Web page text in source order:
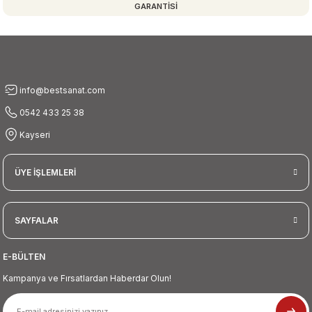
GARANTİSİ
info@bestsanat.com
0542 433 25 38
Kayseri
ÜYE İŞLEMLERİ
SAYFALAR
E-BÜLTEN
Kampanya ve Fırsatlardan Haberdar Olun!